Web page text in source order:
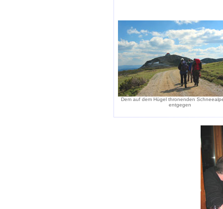
Dem auf dem Hügel thronenden
entgegen